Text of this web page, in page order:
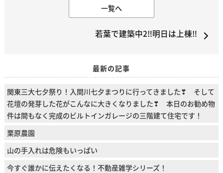
一覧へ
若葉で建築中2‼明日は上棟‼
最新の記事
関東三大七夕祭り！入間川七夕まつりに行ってきました❣ そして
花壇の発芽した花がこんなに大きくなりました❣ 本日のお勧め物
件は間もなく完成のビルトインガレージの三階建て住宅です！
栗原農園
山の手入れは危険もいっぱい
今すぐ誰かに伝えたくなる！不動産雑学シリーズ！